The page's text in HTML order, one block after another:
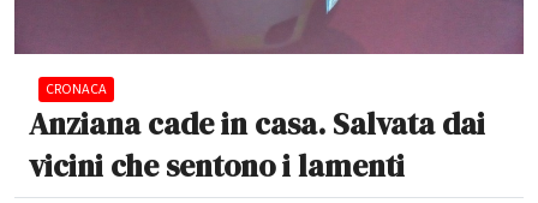
CRONACA
Anziana cade in casa. Salvata dai
vicini che sentono i lamenti